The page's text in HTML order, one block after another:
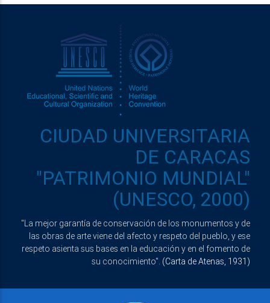
CIUDAD UNIVERSITARIA
DE CARACAS
"PATRIMONIO MUNDIAL"
(UNESCO, 2000)
"La mejor garantía de conservación de los monumentos y de
las obras de arte viene del afecto y respeto del pueblo, y ese
respeto asienta sus bases en la educación y en el fomento de
su conocimiento". (Carta de Atenas, 1931)